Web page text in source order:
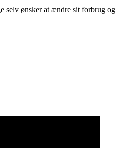
selv ønsker at ændre sit forbrug og